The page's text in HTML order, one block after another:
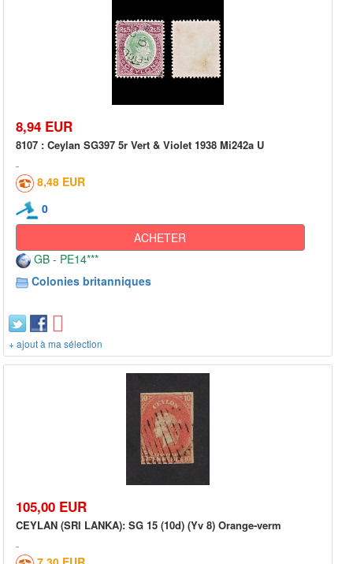
8,94 EUR
8107 : Ceylan SG397 5r Vert & Violet 1938 Mi242a U
8,48 EUR
0
ACHETER
GB - PE14***
Colonies britanniques
+ ajout à ma sélection
105,00 EUR
CEYLAN (SRI LANKA): SG 15 (10d) (Yv 8) Orange-verm